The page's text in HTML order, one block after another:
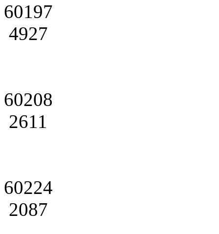
60197
4927
60208
2611
60224
2087